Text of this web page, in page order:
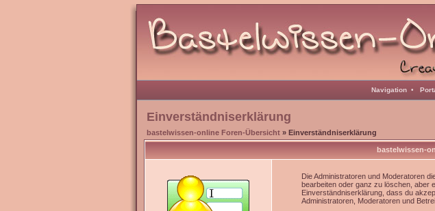
Navigation •
Einverständniserklärung
bastelwissen-online Foren-Übersicht » Einverständniserklärung
bastelwissen-
Die Administratoren und Moderatoren
bearbeiten oder ganz zu löschen, aber
Einverständniserklärung, dass du
Administratoren, Moderatoren und